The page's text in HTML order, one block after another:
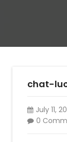
chat-
July 11,
0